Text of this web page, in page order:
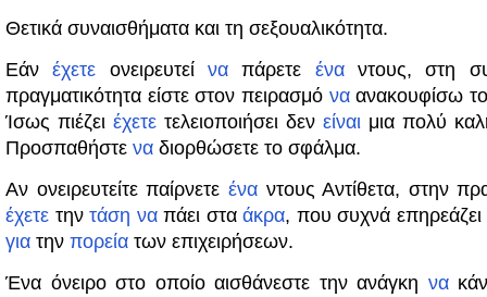
Θετικά συναισθήματα και τη σεξουαλικότητα.
Εάνέχετε ονειρευτείνα πάρετε έναντους, στη
πραγματικότητα είστε στον πειρασμό ναανακουφίσω
Ίσως πιέζει έχετε τελειοποιήσει δεν είναι μια πολύ
Προσπαθήστε να διορθώσετε το σφάλμα.
Αν ονειρευτείτε παίρνετε έναντους Αντίθετα, στην
έχετε τηντάση ναπάει σταάκρα, που συχνά
για την πορεία των επιχειρήσεων.
Ένα όνειρο στο οποίο αισθάνεστε την ανάγκη να